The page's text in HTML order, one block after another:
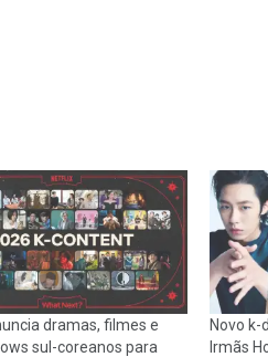
dramas, filmes e
sul-coreanos para
Novo k-
Irmãs